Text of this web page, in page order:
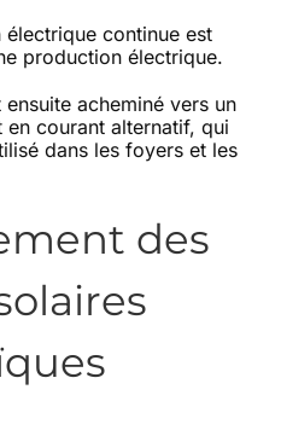
électrique continue est
production électrique.
acheminé vers un
courant alternatif, qui
dans les foyers et les
des